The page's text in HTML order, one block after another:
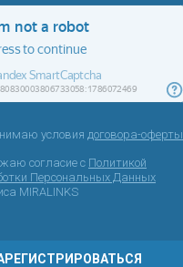
условия договора-оферты
согласие с Политикой
Персональных Данных
MIRALINKS